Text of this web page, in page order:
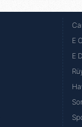
E
E